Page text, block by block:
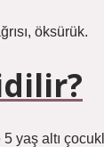
öksürük.
yaş altı